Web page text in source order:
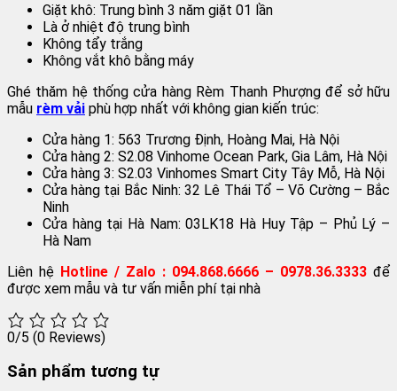
Giặt khô: Trung bình 3 năm giặt 01 lần
Là ở nhiệt độ trung bình
Không tẩy trắng
Không vắt khô bằng máy
Ghé thăm hệ thống cửa hàng Rèm Thanh Phượng để sở hữu
mẫu rèm vải phù hợp nhất với không gian kiến trúc:
Cửa hàng 1: 563 Trương Định, Hoàng Mai, Hà Nội
Cửa hàng 2: S2.08 Vinhome Ocean Park, Gia Lâm, Hà Nội
Cửa hàng 3: S2.03 Vinhomes Smart City Tây Mỗ, Hà Nội
Cửa hàng tại Bắc Ninh: 32 Lê Thái Tổ – Võ Cường – Bắc
Ninh
Cửa hàng tại Hà Nam: 03LK18 Hà Huy Tập – Phủ Lý –
Hà Nam
Liên hệ Hotline / Zalo : 094.868.6666 – 0978.36.3333 để
được xem mẫu và tư vấn miễn phí tại nhà
0/5 (0 Reviews)
Sản phẩm tương tự